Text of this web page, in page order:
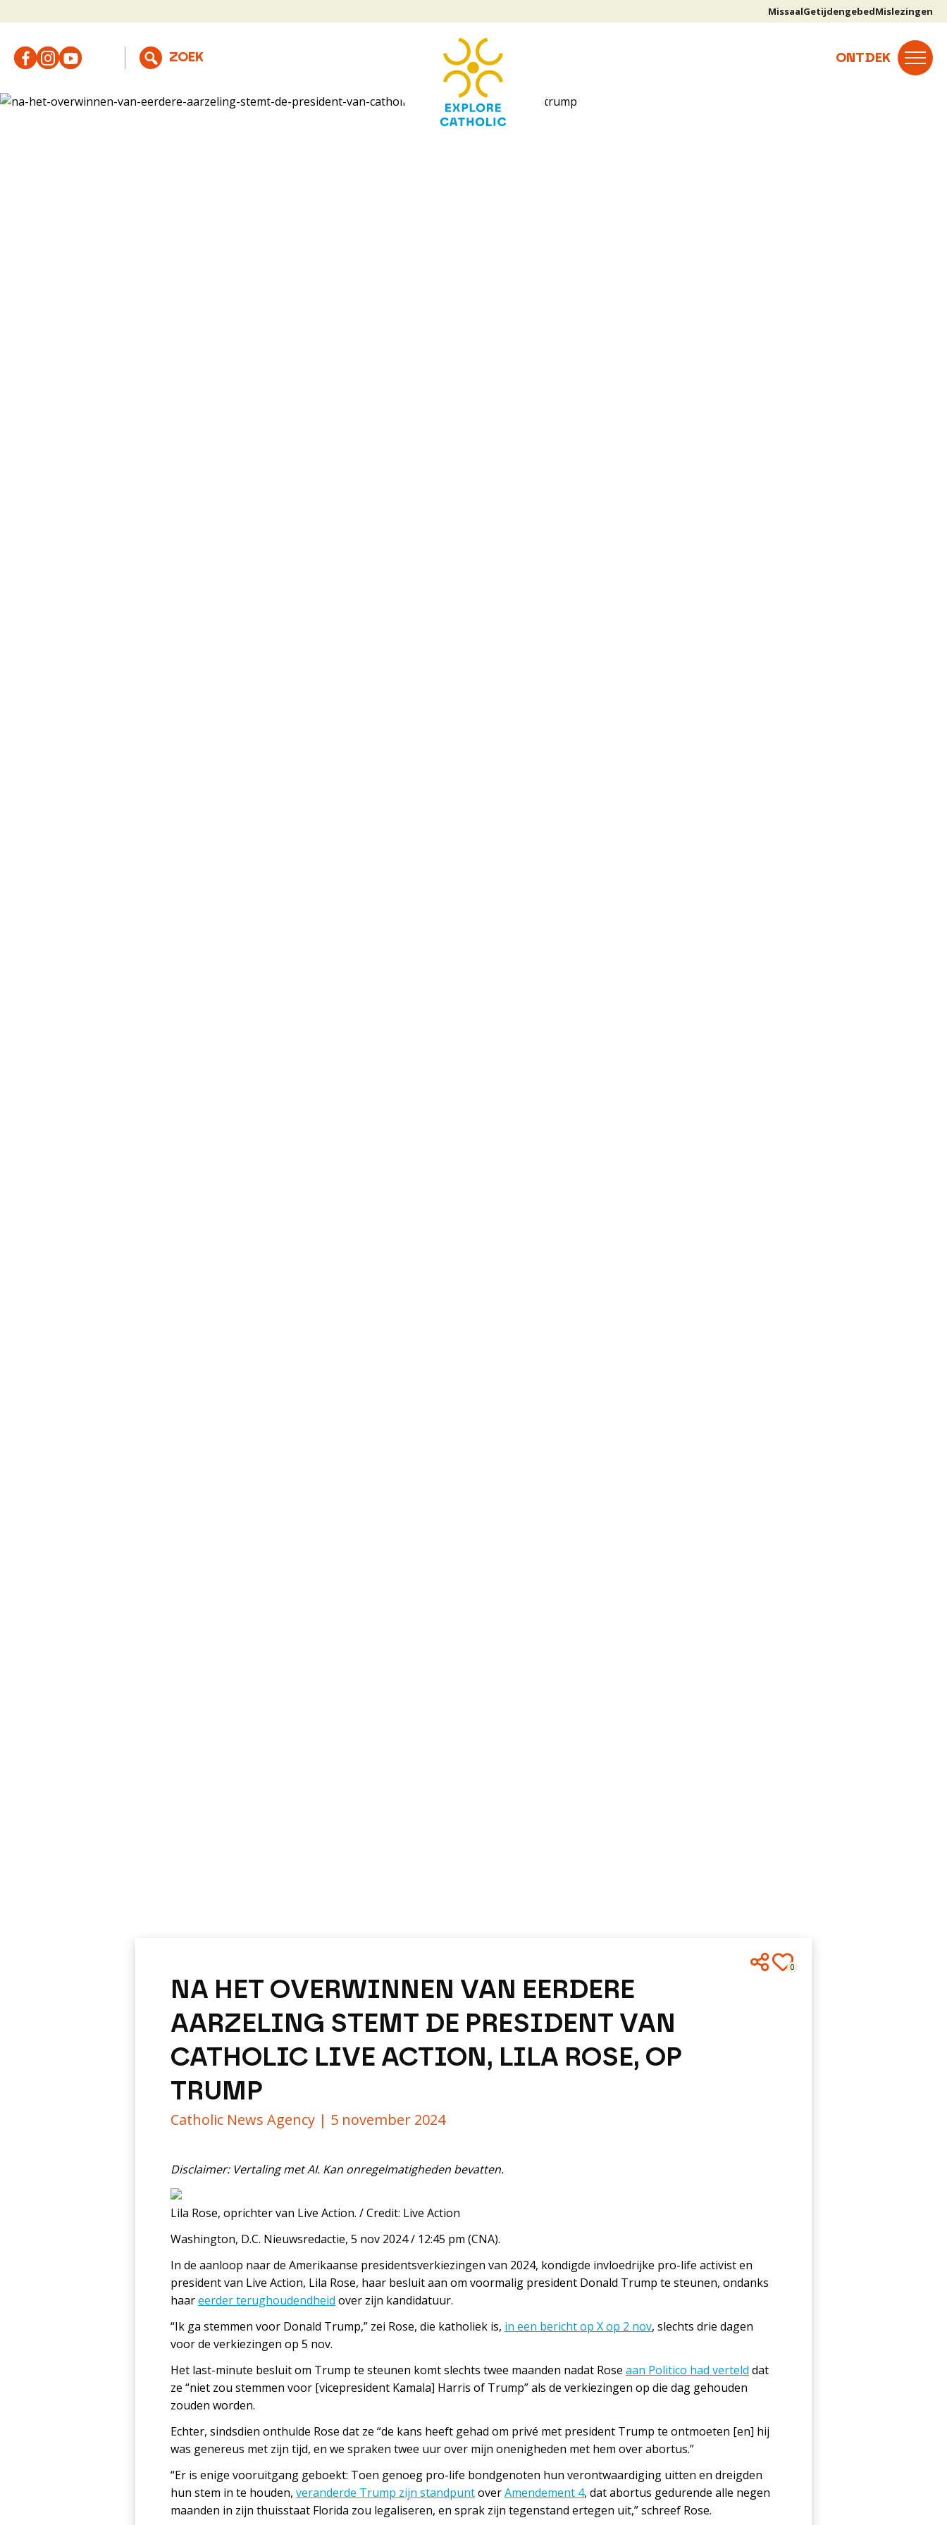
MissaalGetijdengebedMislezingen
0
NA HET OVERWINNEN VAN EERDERE
AARZELING STEMT DE PRESIDENT VAN
CATHOLIC LIVE ACTION, LILA ROSE, OP
TRUMP
Catholic News Agency | 5 november 2024
Disclaimer: Vertaling met AI. Kan onregelmatigheden bevatten.
Lila Rose, oprichter van Live Action. / Credit: Live Action
Washington, D.C. Nieuwsredactie, 5 nov 2024 / 12:45 pm (CNA).
In de aanloop naar de Amerikaanse presidentsverkiezingen van 2024, kondigde invloedrijke pro-life activist en
president van Live Action, Lila Rose, haar besluit aan om voormalig president Donald Trump te steunen, ondanks
haareerder terughoudendheid over zijn kandidatuur.
“Ik ga stemmen voor Donald Trump,” zei Rose, die katholiek is, in een bericht op X op 2 nov, slechts drie dagen
voor de verkiezingen op 5 nov.
Het last-minute besluit om Trump te steunen komt slechts twee maanden nadat Rose aan Politico had verteld dat
ze “niet zou stemmen voor [vicepresident Kamala] Harris of Trump” als de verkiezingen op die dag gehouden
zouden worden.
Echter, sindsdien onthulde Rose dat ze “de kans heeft gehad om privé met president Trump te ontmoeten [en] hij
was genereus met zijn tijd, en we spraken twee uur over mijn onenigheden met hem over abortus.”
“Er is enige vooruitgang geboekt: Toen genoeg pro-life bondgenoten hun verontwaardiging uitten en dreigden
hun stem in te houden, veranderde Trump zijn standpuntoverAmendement 4, dat abortus gedurende alle negen
maanden in zijn thuisstaat Florida zou legaliseren, en sprak zijn tegenstand ertegen uit,” schreef Rose.